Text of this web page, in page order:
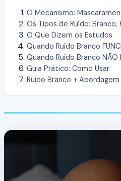
O Mecanismo:
Os Tipos de Ruído:
O Que Dizem os Estudos
Quando Ruído Branco
Quando Ruído Branco NÃO
Guia Prático: Como Usar
Ruído Branco +